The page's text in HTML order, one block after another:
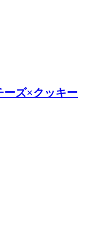
ーズ×クッキー